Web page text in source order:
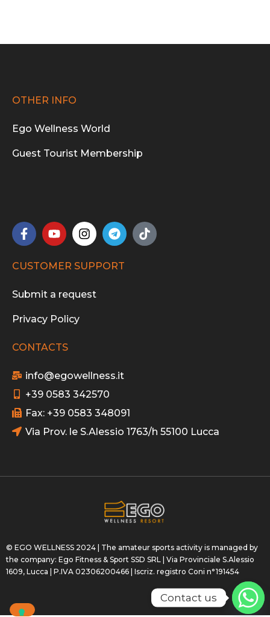
OTHER INFO
Ego Wellness World
Guest Tourist Membership
CUSTOMER SUPPORT
Submit a request
Privacy Policy
CONTACTS
info@egowellness.it
+39 0583 342570
Fax: +39 0583 348091
Via Prov. le S.Alessio 1763/h 55100 Lucca
© EGO WELLNESS 2024 | The amateur sports activity is managed by
the company: Ego Fitness & Sport SSD SRL | Via Provinciale S.Alessio
1609, Lucca | P.IVA 02306200466 | Iscriz. registro Coni n°191454
Contact us